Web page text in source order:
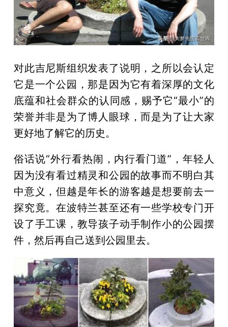
对此吉尼斯组织发表了说明，之所以会认定
它是一个公园，那是因为它有着深厚的文化
底蕴和社会群众的认同感，赐予它“最小”的
荣誉并非是为了博人眼球，而是为了让大家
更好地了解它的历史。
俗话说“外行看热闹，内行看门道”，年轻人
因为没有看过精灵和公园的故事而不明白其
中意义，但越是年长的游客越是想要前去一
探究竟。在波特兰甚至还有一些学校专门开
设了手工课，教导孩子动手制作小的公园摆
件，然后再自己送到公园里去。